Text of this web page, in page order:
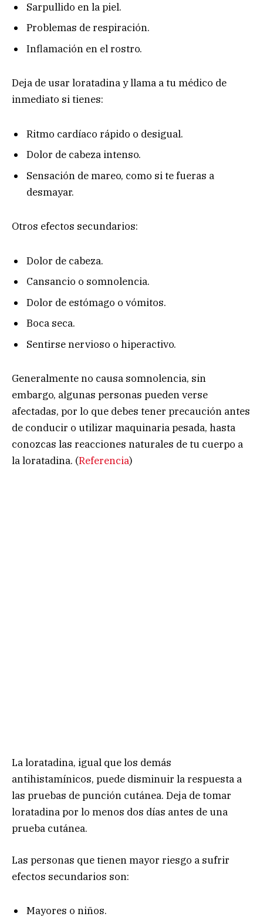
Sarpullido en lapiel.
Problemas de respiración.
Inflamación en el rostro.
Deja de usar loratadina y llama a tu médico de
inmediato si tienes:
Ritmo cardíaco rápido o desigual.
Dolor de cabeza intenso.
Sensación de mareo, como si te fueras a
desmayar.
Otros efectos secundarios:
Dolor de cabeza.
Cansancio o somnolencia.
Dolor de estómago o vómitos.
Boca seca.
Sentirse nervioso o hiperactivo.
Generalmente no causa somnolencia, sin
embargo, algunas personas pueden verse
afectadas, por lo que debes tener precaución antes
de conducir o utilizar maquinaria pesada, hasta
conozcas las reacciones naturales de tu cuerpo a
la loratadina. (Referencia)
La loratadina, igual que los demás
antihistamínicos, puede disminuir la respuesta a
las pruebas de punción cutánea. Deja de tomar
loratadina por lo menos dos días antes de una
prueba cutánea.
Las personas que tienen mayor riesgo a sufrir
efectos secundarios son:
Mayores o niños.